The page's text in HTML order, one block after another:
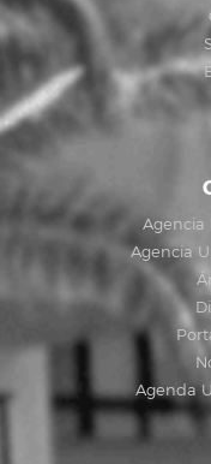
Agencia
Agencia
Agenda